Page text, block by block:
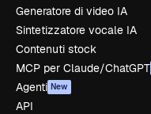
Generatore di video IA
Sintetizzatore vocale IA
Contenuti stock
MCP per Claude/ChatGPT
Agenti New
API